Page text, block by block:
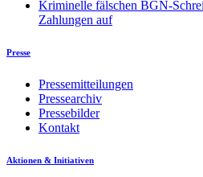
Kriminelle fälschen BGN-
Zahlungen auf
Presse
Pressemitteilungen
Pressearchiv
Pressebilder
Kontakt
Aktionen & Initiativen